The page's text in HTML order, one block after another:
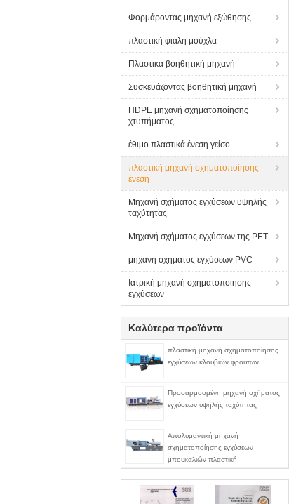
Φορμάροντας μηχανή εξώθησης
πλαστική φιάλη μούχλα
Πλαστικά βοηθητική μηχανή
Συσκευάζοντας βοηθητική μηχανή
HDPE μηχανή σχηματοποίησης
χτυπήματος
έθιμο πλαστικά ένεση γείσο
πλαστική μηχανή σχηματοποίησης
ένεση
Μηχανή σχήματος εγχύσεων υψηλής
ταχύτητας
Μηχανή σχήματος εγχύσεων της PET
μηχανή σχήματος εγχύσεων PVC
Ιατρική μηχανή σχηματοποίησης
εγχύσεων
Καλύτερα προϊόντα
πλαστική μηχανή σχηματοποίησης
εγχύσεων κλουβιών φρούτων
Προσαρμοσμένη μηχανή σχήματος
εγχύσεων υψηλής ταχύτητας
Απολυμαντική μηχανή
σχηματοποίησης εγχύσεων
μπουκαλιών πλαστική